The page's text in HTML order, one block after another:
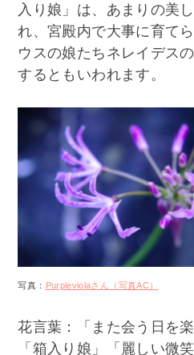
入り娘」は、あまりの美
れ、宮殿内で大事に育て
ウスの娘たちネレイデス
するともいわれます。
写真： Purpleviolaさん（写真AC）
花言葉：「また会う日を
「箱入り娘」「麗しい微